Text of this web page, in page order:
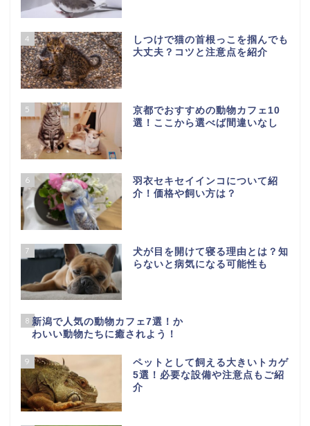
4
しつけで猫の首根っこを掴んでも
大丈夫？コツと注意点を紹介
5
京都でおすすめの動物カフェ10
選！ここから選べば間違いなし
6
羽衣セキセイインコについて紹
介！価格や飼い方は？
7
犬が目を開けて寝る理由とは？知
らないと病気になる可能性も
8 新潟で人気の動物カフェ7選！か
わいい動物たちに癒されよう！
9
ペットとして飼える大きいトカゲ
5選！必要な設備や注意点もご紹
介